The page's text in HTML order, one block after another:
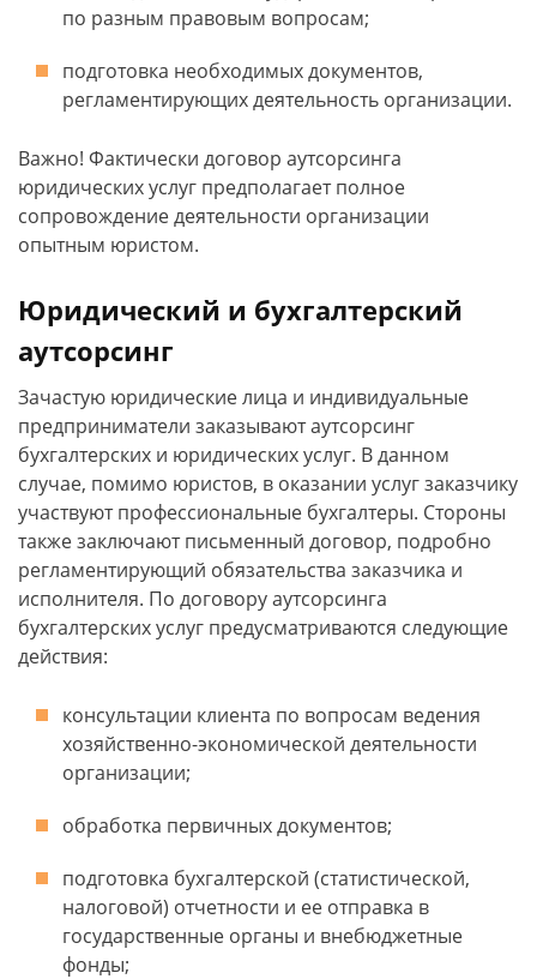
по разным правовым вопросам;
подготовка необходимых документов,
регламентирующих деятельность организации.
Важно! Фактически договор аутсорсинга
юридических услуг предполагает полное
сопровождение деятельности организации
опытным юристом.
Юридический и бухгалтерский
аутсорсинг
Зачастую юридические лица и индивидуальные
предприниматели заказывают аутсорсинг
бухгалтерских и юридических услуг. В данном
случае, помимо юристов, в оказании услуг заказчику
участвуют профессиональные бухгалтеры. Стороны
также заключают письменный договор, подробно
регламентирующий обязательства заказчика и
исполнителя. По договору аутсорсинга
бухгалтерских услуг предусматриваются следующие
действия:
консультации клиента по вопросам ведения
хозяйственно-экономической деятельности
организации;
обработка первичных документов;
подготовка бухгалтерской (статистической,
налоговой) отчетности и ее отправка в
государственные органы и внебюджетные
фонды;